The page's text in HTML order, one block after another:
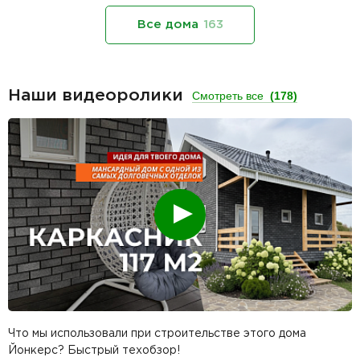
Все дома 163
Наши видеоролики Смотреть все (178)
Смотреть
Что мы использовали при строительстве этого дома
Йонкерс? Быстрый техобзор!